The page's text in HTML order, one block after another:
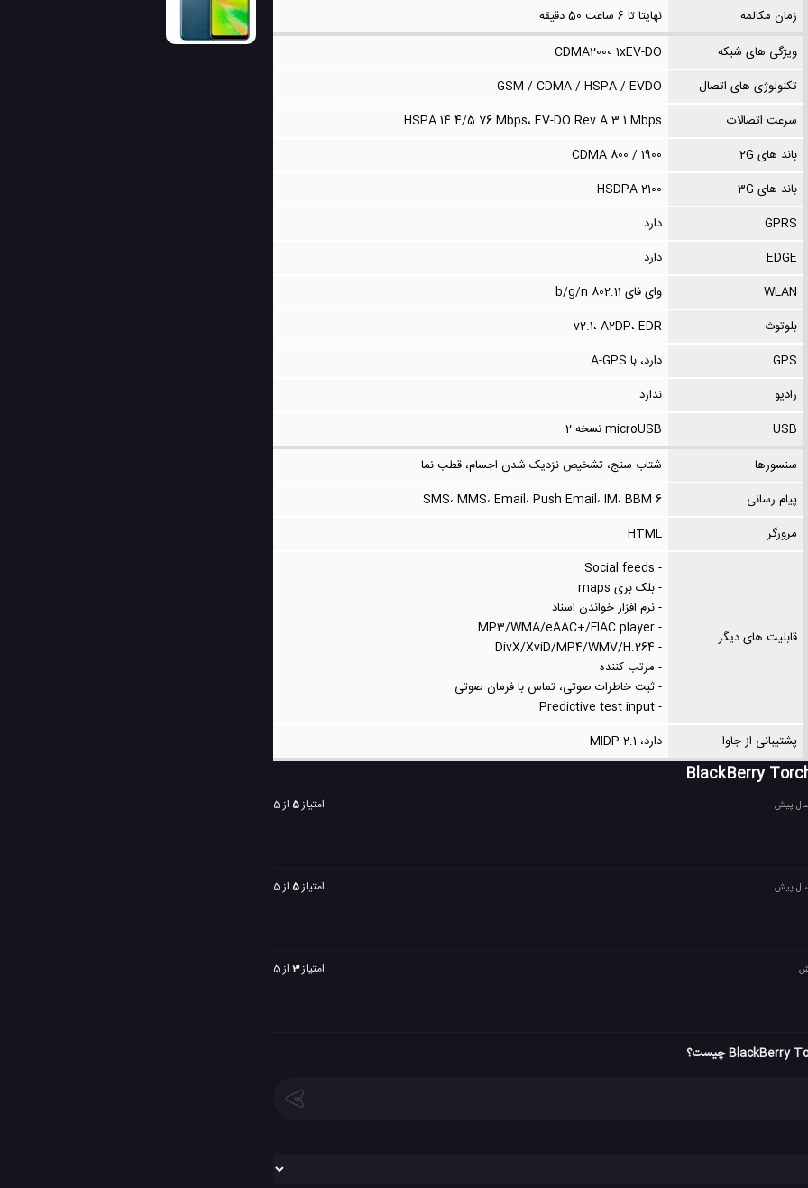
زمان مکالمه
نهایتا تا 6 ساعت 50 دقیقه
ویژگی های شبکه
CDMA2000 1xEV-DO
تکنولوژی های اتصال
GSM / CDMA / HSPA / EVDO
سرعت اتصالات
HSPA 14.4/5.76 Mbps، EV-DO Rev A 3.1 Mbps
باند های 2G
CDMA 800 / 1900
باند های 3G
HSDPA 2100
GPRS
دارد
EDGE
دارد
WLAN
وای فای 802.11 b/g/n
بلوتوث
v2.1، A2DP، EDR
GPS
دارد، با A-GPS
رادیو
ندارد
USB
microUSB نسخه 2
سنسورها
شتاب سنج، تشخیص نزدیک شدن اجسام، قطب نما
پیام رسانی
SMS، MMS، Email، Push Email، IM، BBM 6
مرورگر
HTML
قابلیت های دیگر
- Social feeds
- بلک بری maps
- نرم افزار خواندن اسناد
- MP3/WMA/eAAC+/FlAC player
- DivX/XviD/MP4/WMV/H.264
- مرتب کننده
- ثبت خاطرات صوتی، تماس با فرمان صوتی
- Predictive test input
پشتیبانی از جاوا
دارد، MIDP 2.1
BlackBerry
امتیاز5 از 5
امتیاز5 از 5
امتیاز3 از 5